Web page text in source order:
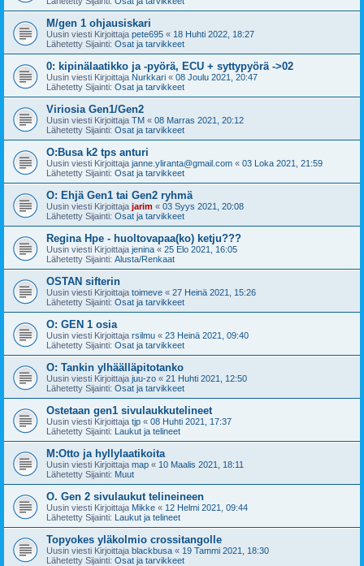
M/gen 1 ohjausiskari
Uusin viesti Kirjoittaja pete695 « 18 Huhti 2022, 18:27
Lähetetty Sijainti: Osat ja tarvikkeet
0: kipinälaatikko ja -pyörä, ECU + syttypyörä ->02
Uusin viesti Kirjoittaja Nurkkari « 08 Joulu 2021, 20:47
Lähetetty Sijainti: Osat ja tarvikkeet
Viriosia Gen1/Gen2
Uusin viesti Kirjoittaja TM « 08 Marras 2021, 20:12
Lähetetty Sijainti: Osat ja tarvikkeet
O:Busa k2 tps anturi
Uusin viesti Kirjoittaja janne.yliranta@gmail.com « 03 Loka 2021, 21:59
Lähetetty Sijainti: Osat ja tarvikkeet
O: Ehjä Gen1 tai Gen2 ryhmä
Uusin viesti Kirjoittaja jarim « 03 Syys 2021, 20:08
Lähetetty Sijainti: Osat ja tarvikkeet
Regina Hpe - huoltovapaa(ko) ketju???
Uusin viesti Kirjoittaja jenina « 25 Elo 2021, 16:05
Lähetetty Sijainti: Alusta/Renkaat
OSTAN sifterin
Uusin viesti Kirjoittaja toimeve « 27 Heinä 2021, 15:26
Lähetetty Sijainti: Osat ja tarvikkeet
O: GEN 1 osia
Uusin viesti Kirjoittaja rsilmu « 23 Heinä 2021, 09:40
Lähetetty Sijainti: Osat ja tarvikkeet
O: Tankin ylhäälläpitotanko
Uusin viesti Kirjoittaja juu-zo « 21 Huhti 2021, 12:50
Lähetetty Sijainti: Osat ja tarvikkeet
Ostetaan gen1 sivulaukkutelineet
Uusin viesti Kirjoittaja tjp « 08 Huhti 2021, 17:37
Lähetetty Sijainti: Laukut ja telineet
M:Otto ja hyllylaatikoita
Uusin viesti Kirjoittaja map « 10 Maalis 2021, 18:11
Lähetetty Sijainti: Muut
O. Gen 2 sivulaukut telineineen
Uusin viesti Kirjoittaja Mikke « 12 Helmi 2021, 09:44
Lähetetty Sijainti: Laukut ja telineet
Topyokes yläkolmio crossitangolle
Uusin viesti Kirjoittaja blackbusa « 19 Tammi 2021, 18:30
Lähetetty Sijainti: Osat ja tarvikkeet